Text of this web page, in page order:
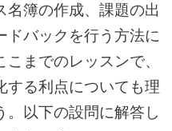
名簿の作成、課題の出
ドバックを行う方法に
までのレッスンで、
する利点についても理
。以下の設問に解答し